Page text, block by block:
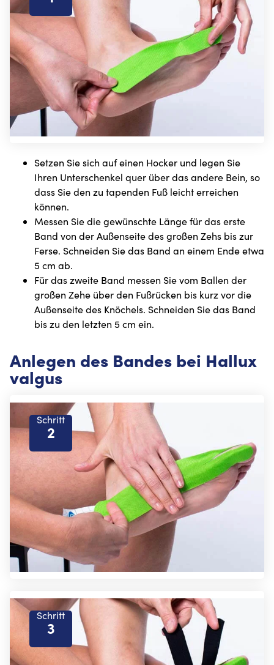
Setzen Sie sich auf einen Hocker und legen Sie
Ihren Unterschenkel quer über das andere Bein, so
dass Sie den zu tapenden Fuß leicht erreichen
können.
Messen Sie die gewünschte Länge für das erste
Band von der Außenseite des großen Zehs bis zur
Ferse. Schneiden Sie das Band an einem Ende etwa
5 cm ab.
Für das zweite Band messen Sie vom Ballen der
großen Zehe über den Fußrücken bis kurz vor die
Außenseite des Knöchels. Schneiden Sie das Band
bis zu den letzten 5 cm ein.
Anlegen des Bandes bei Hallux
valgus
Schritt
2
Schritt
3